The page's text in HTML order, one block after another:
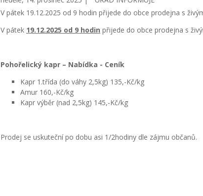
V pátek 19.12.2025 od 9 hodin přijede do obce prodejna s
V pátek 19.12.2025 od 9 hodin přijede do obce prodejna s
Pohořelický kapr – Nabídka - Ceník
Kapr 1.třída (do váhy 2,5kg) 135,-Kč/kg
Amur 160,-Kč/kg
Kapr výběr (nad 2,5kg) 145,-Kč/kg
Prodej se uskuteční po dobu asi 1/2hodiny dle zájmu občanů.